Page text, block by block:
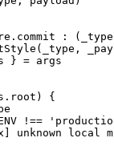
commit : (
(_type,
} = args
root ) {
!==
unknown local